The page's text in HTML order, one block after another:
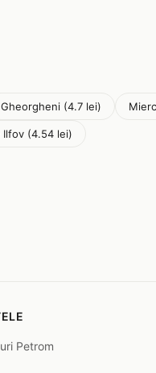
Gheorgheni (4.7 lei)
Ilfov (4.54 lei)
Petrom